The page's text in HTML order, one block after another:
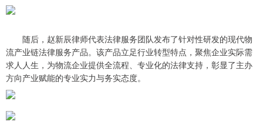
随后，赵新辰律师代表法律服务团队发布了针对性研发的现代物
流产业链法律服务产品。该产品立足行业转型特点，聚焦企业实际需
求人人生，为物流企业提供全流程、专业化的法律支持，彰显了主办
方向产业赋能的专业实力与务实态度。